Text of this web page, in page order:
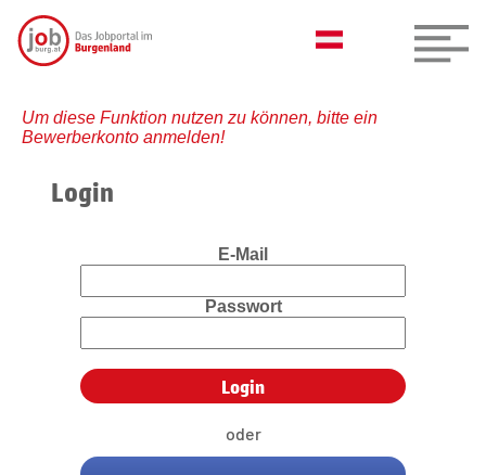
Um diese Funktion nutzen zu können, bitte ein
Bewerberkonto anmelden!
Login
E-Mail
Passwort
oder